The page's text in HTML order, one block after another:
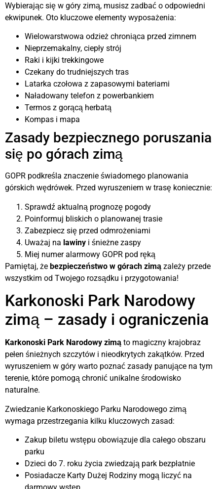
Wybierając się w góry zimą, musisz zadbać o odpowiedni
ekwipunek. Oto kluczowe elementy wyposażenia:
Wielowarstwowa odzież chroniąca przed zimnem
Nieprzemakalny, ciepły strój
Raki i kijki trekkingowe
Czekany do trudniejszych tras
Latarka czołowa z zapasowymi bateriami
Naładowany telefon z powerbankiem
Termos z gorącą herbatą
Kompas i mapa
Zasady bezpiecznego poruszania
się po górach zimą
GOPR podkreśla znaczenie świadomego planowania
górskich wędrówek. Przed wyruszeniem w trasę koniecznie:
Sprawdź aktualną prognozę pogody
Poinformuj bliskich o planowanej trasie
Zabezpiecz się przed odmrożeniami
Uważaj na lawiny i śnieżne zaspy
Miej numer alarmowy GOPR pod ręką
Pamiętaj, że bezpieczeństwo w górach zimą zależy przede
wszystkim od Twojego rozsądku i przygotowania!
Karkonoski Park Narodowy
zimą – zasady i ograniczenia
Karkonoski Park Narodowy zimą to magiczny krajobraz
pełen śnieżnych szczytów i nieodkrytych zakątków. Przed
wyruszeniem w góry warto poznać zasady panujące na tym
terenie, które pomogą chronić unikalne środowisko
naturalne.
Zwiedzanie Karkonoskiego Parku Narodowego zimą
wymaga przestrzegania kilku kluczowych zasad:
Zakup biletu wstępu obowiązuje dla całego obszaru
parku
Dzieci do 7. roku życia zwiedzają park bezpłatnie
Posiadacze Karty Dużej Rodziny mogą liczyć na